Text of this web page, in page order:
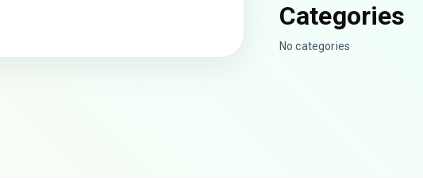
Categories
No categories